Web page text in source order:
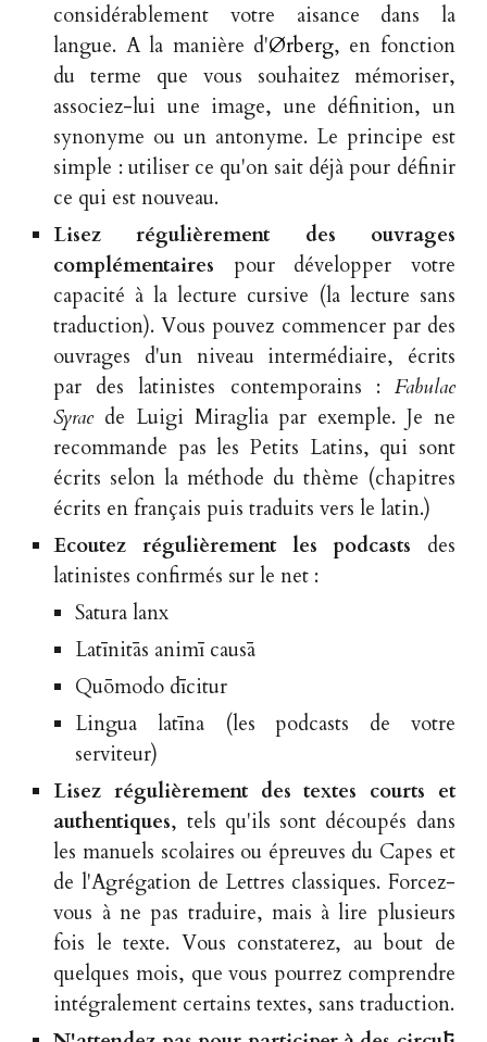
considérablement votre aisance dans la
langue. A la manière d'Ørberg, en fonction
du terme que vous souhaitez mémoriser,
associez-lui une image, une définition, un
synonyme ou un antonyme. Le principe est
simple : utiliser ce qu'on sait déjà pour définir
ce qui est nouveau.
Lisez régulièrement des ouvrages
complémentaires pour développer votre
capacité à la lecture cursive (la lecture sans
traduction). Vous pouvez commencer par des
ouvrages d'un niveau intermédiaire, écrits
par des latinistes contemporains : Fabulae
Syraede Luigi Miraglia par exemple. Je ne
recommande pas les Petits Latins, qui sont
écrits selon la méthode du thème (chapitres
écrits en français puis traduits vers le latin.)
Ecoutez régulièrement les podcasts des
latinistes confirmés sur le net :
Satura lanx
Latīnitās animī causā
Quōmodo dīcitur
Lingua latīna (les podcasts de votre
serviteur)
Lisez régulièrement des textes courts et
authentiques, tels qu'ils sont découpés dans
les manuels scolaires ou épreuves du Capes et
de l'Agrégation de Lettres classiques. Forcez-
vous à ne pas traduire, mais à lire plusieurs
fois le texte. Vous constaterez, au bout de
quelques mois, que vous pourrez comprendre
intégralement certains textes, sans traduction.